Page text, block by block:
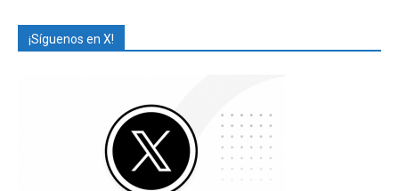
¡Síguenos en X!